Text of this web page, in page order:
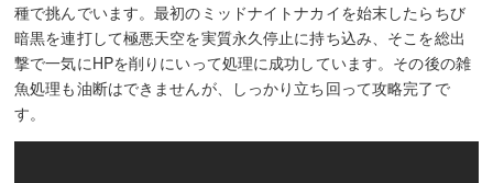
種で挑んでいます。最初のミッドナイトナカイを始末したらちび
暗黒を連打して極悪天空を実質永久停止に持ち込み、そこを総出
撃で一気にHPを削りにいって処理に成功しています。その後の雑
魚処理も油断はできませんが、しっかり立ち回って攻略完了で
す。